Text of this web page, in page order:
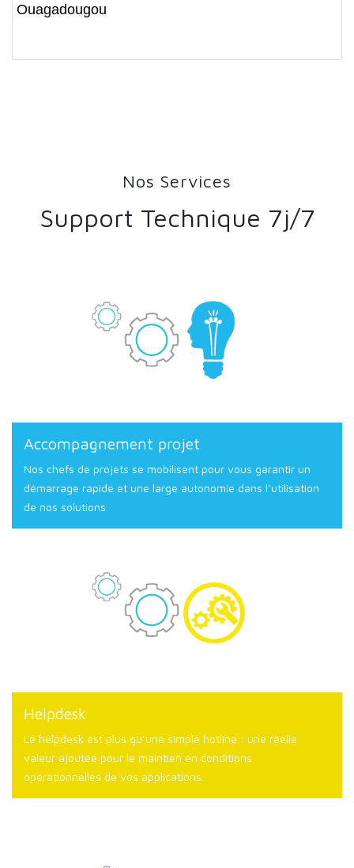
Ouagadougou
Nos Services
Support Technique 7j/7
Accompagnement projet
Nos chefs de projets se mobilisent pour vous garantir un
démarrage rapide et une large autonomie dans l’utilisation
de nos solutions.
Helpdesk
Le helpdesk est plus qu’une simple hotline : une réelle
valeur ajoutée pour le maintien en conditions
opérationnelles de vos applications.